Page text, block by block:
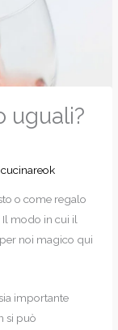
uguali?
cucinareok
o come regalo
modo in cui il
noi magico qui
importante
si può